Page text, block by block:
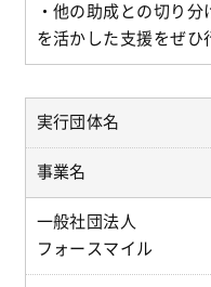
・他の助成との切り
を活かした支援をぜひ
実行団体名
事業名
一般社団法人
フォースマイル